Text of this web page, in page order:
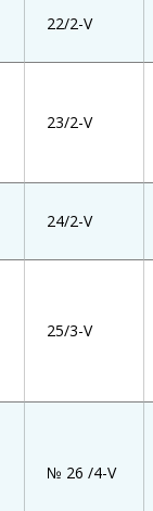
22/2-V
23/2-V
24/2-V
25/3-V
№ 26 /4-V